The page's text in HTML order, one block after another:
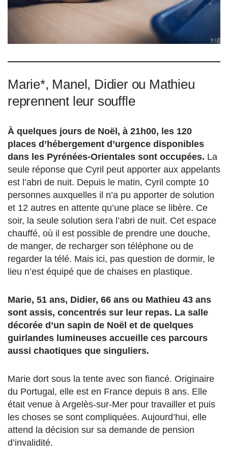
Marie*, Manel, Didier ou Mathieu
reprennent leur souffle
À quelques jours de Noël, à 21h00, les 120
places d’hébergement d’urgence disponibles
dans les Pyrénées-Orientales sont occupées. La
seule réponse que Cyril peut apporter aux appelants
est l’abri de nuit. Depuis le matin, Cyril compte 10
personnes auxquelles il n’a pu apporter de solution
et 12 autres en attente qu’une place se libère. Ce
soir, la seule solution sera l’abri de nuit. Cet espace
chauffé, où il est possible de prendre une douche,
de manger, de recharger son téléphone ou de
regarder la télé. Mais ici, pas question de dormir, le
lieu n’est équipé que de chaises en plastique.
Marie, 51 ans, Didier, 66 ans ou Mathieu 43 ans
sont assis, concentrés sur leur repas. La salle
décorée d’un sapin de Noël et de quelques
guirlandes lumineuses accueille ces parcours
aussi chaotiques que singuliers.
Marie dort sous la tente avec son fiancé. Originaire
du Portugal, elle est en France depuis 8 ans. Elle
était venue à Argelès-sur-Mer pour travailler et puis
les choses se sont compliquées. Aujourd’hui, elle
attend la décision sur sa demande de pension
d’invalidité.